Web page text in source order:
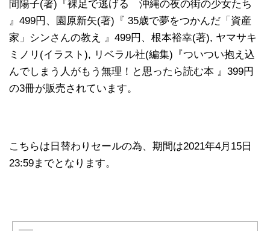
間陽子(著)『裸足で逃げる 沖縄の夜の街の少女たち
』499円、園原新矢(著)『 35歳で夢をつかんだ「資産
家」シンさんの教え 』499円、根本裕幸(著), ヤマサキ
ミノリ(イラスト), リベラル社(編集)『ついつい抱え込
んでしまう人がもう無理！と思ったら読む本 』399円
の3冊が販売されています。
こちらは日替わりセールの為、期間は2021年4月15日
23:59までとなります。